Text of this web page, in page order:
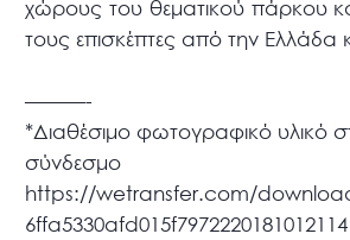
χώρους του θεματικού πάρκου
τους επισκέπτες από την Ελλάδα
———-
*Διαθέσιμο φωτογραφικό υλικό
σύνδεσμο
https://wetransfer.com/